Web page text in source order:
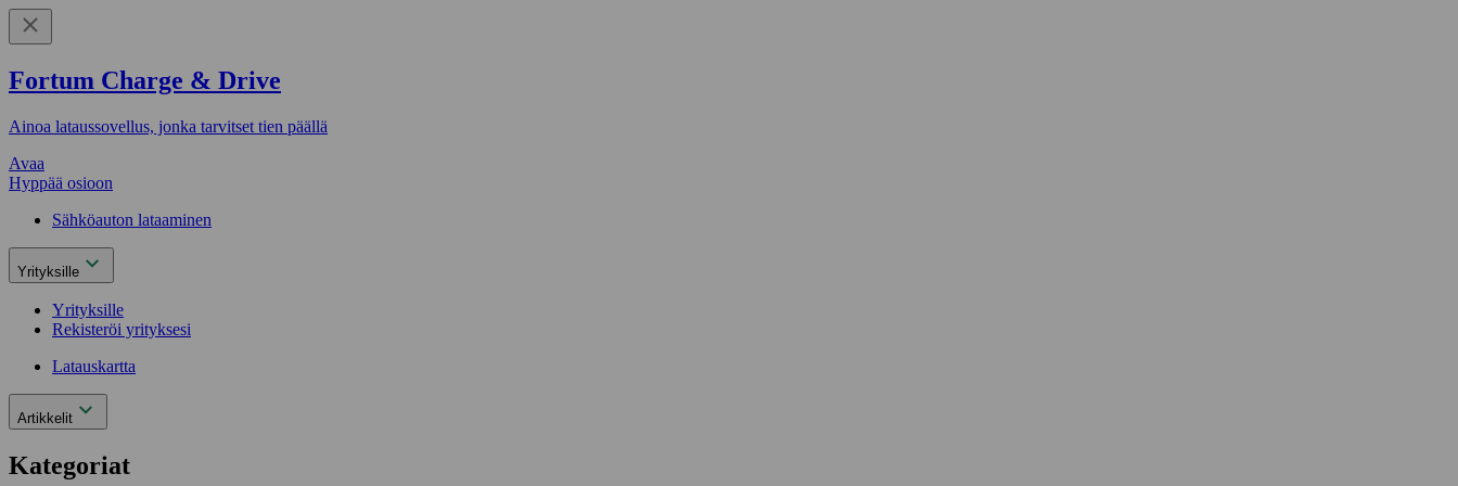
Fortum Charge & Drive
Ainoa lataussovellus, jonka tarvitset tien päällä
Avaa
Hyppää osioon
Sähköauton lataaminen
Yrityksille
Yrityksille
Rekisteröi yrityksesi
Latauskartta
Artikkelit
Kategoriat